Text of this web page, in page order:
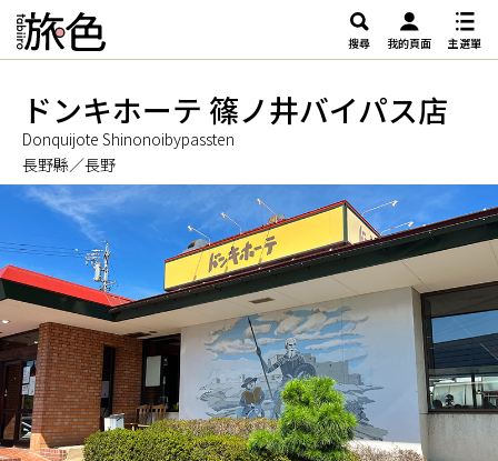
搜尋 我的頁面 主選單
ドンキホーテ 篠ノ井バイパス店
Donquijote Shinonoibypassten
長野縣／長野